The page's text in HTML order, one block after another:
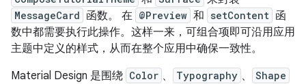
MessageCard 函数。 在 @Preview 和 setContent 函
数中都需要执行此操作。这样一来，可组合项即可沿用应用
主题中定义的样式，从而在整个应用中确保一致性。
Material Design 是围绕 Color 、 Typography 、 Shape